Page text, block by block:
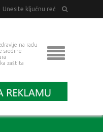
na radu
sredine
zaštita